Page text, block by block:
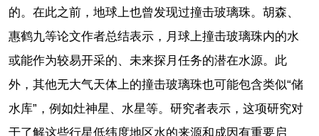
的。在此之前，地球上也曾发现过撞击玻璃珠。胡森、
惠鹤九等论文作者总结表示，月球上撞击玻璃珠内的水
或能作为较易开采的、未来探月任务的潜在水源。此
外，其他无大气天体上的撞击玻璃珠也可能包含类似“储
水库”，例如灶神星、水星等。研究者表示，这项研究对
于了解这些行星低纬度地区水的来源和成因有重要启